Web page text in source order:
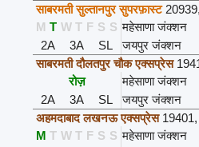
साबरमती सुल्तानपुर सुपरफ़ास्ट 20939
M T W T F S S महेसाणा जंक्शन
2A
3A SL जयपुर जंक्शन
साबरमती दौलतपुर चौक एक्सप्रेस
रोज़
महेसाणा जंक्शन
2A
3A SL जयपुर जंक्शन
अहमदाबाद लखनऊ एक्सप्रेस 19401
M T W T F S S महेसाणा जंक्शन